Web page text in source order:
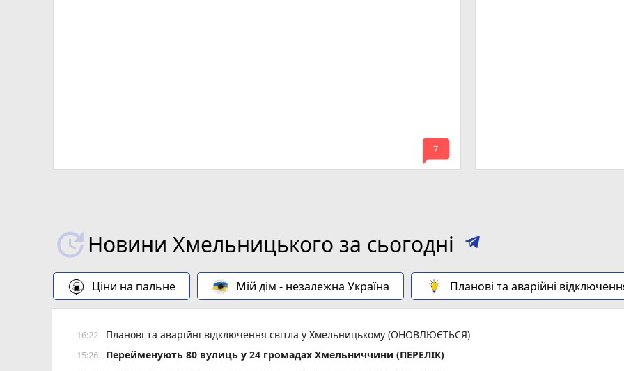
mode_comment
7
Новини Хмельницького за сьогодні
Ціни на пальне Мій дім - незалежна Україна Планові та аварійні
16:22 Планові та аварійні відключення світла у Хмельницькому (ОНОВЛЮЄТЬСЯ)
15:26 Перейменують 80 вулиць у 24 громадах Хмельниччини (ПЕРЕЛІК)